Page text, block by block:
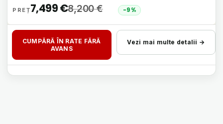
8,200€
7,499€ -9%
CUMPĂRĂ ÎN RATE FĂRĂ
AVANS
Vezi mai multe detalii →